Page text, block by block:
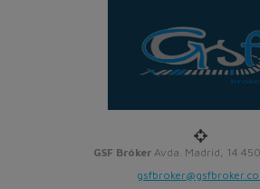
GSF Bróker Avda. Madrid, 14